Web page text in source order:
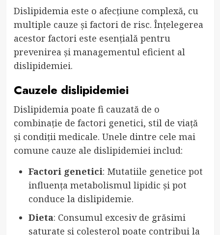
Dislipidemia este o afecțiune complexă, cu
multiple cauze și factori de risc. Înțelegerea
acestor factori este esențială pentru
prevenirea și managementul eficient al
dislipidemiei.
Cauzele dislipidemiei
Dislipidemia poate fi cauzată de o
combinație de factori genetici, stil de viață
și condiții medicale. Unele dintre cele mai
comune cauze ale dislipidemiei includ:
Factori genetici: Mutatiile genetice pot
influența metabolismul lipidic și pot
conduce la dislipidemie.
Dieta: Consumul excesiv de grăsimi
saturate și colesterol poate contribui la